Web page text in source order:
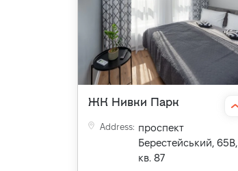
ЖК Нивки Парк
Address: проспект
Берестейський, 65В,
кв. 87